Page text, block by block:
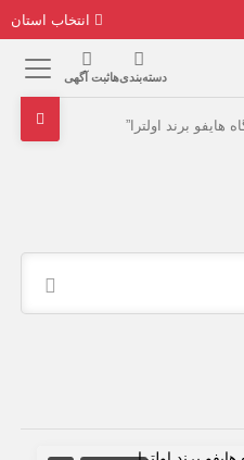
دسته‌بندی‌هاثبت آگهی
برند اولترا”